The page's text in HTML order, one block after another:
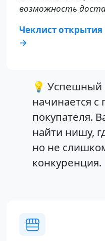
возможность
Чеклист
→
💡 Успешный
начинается
покупателя.
найти нишу,
но не
конкуренция.